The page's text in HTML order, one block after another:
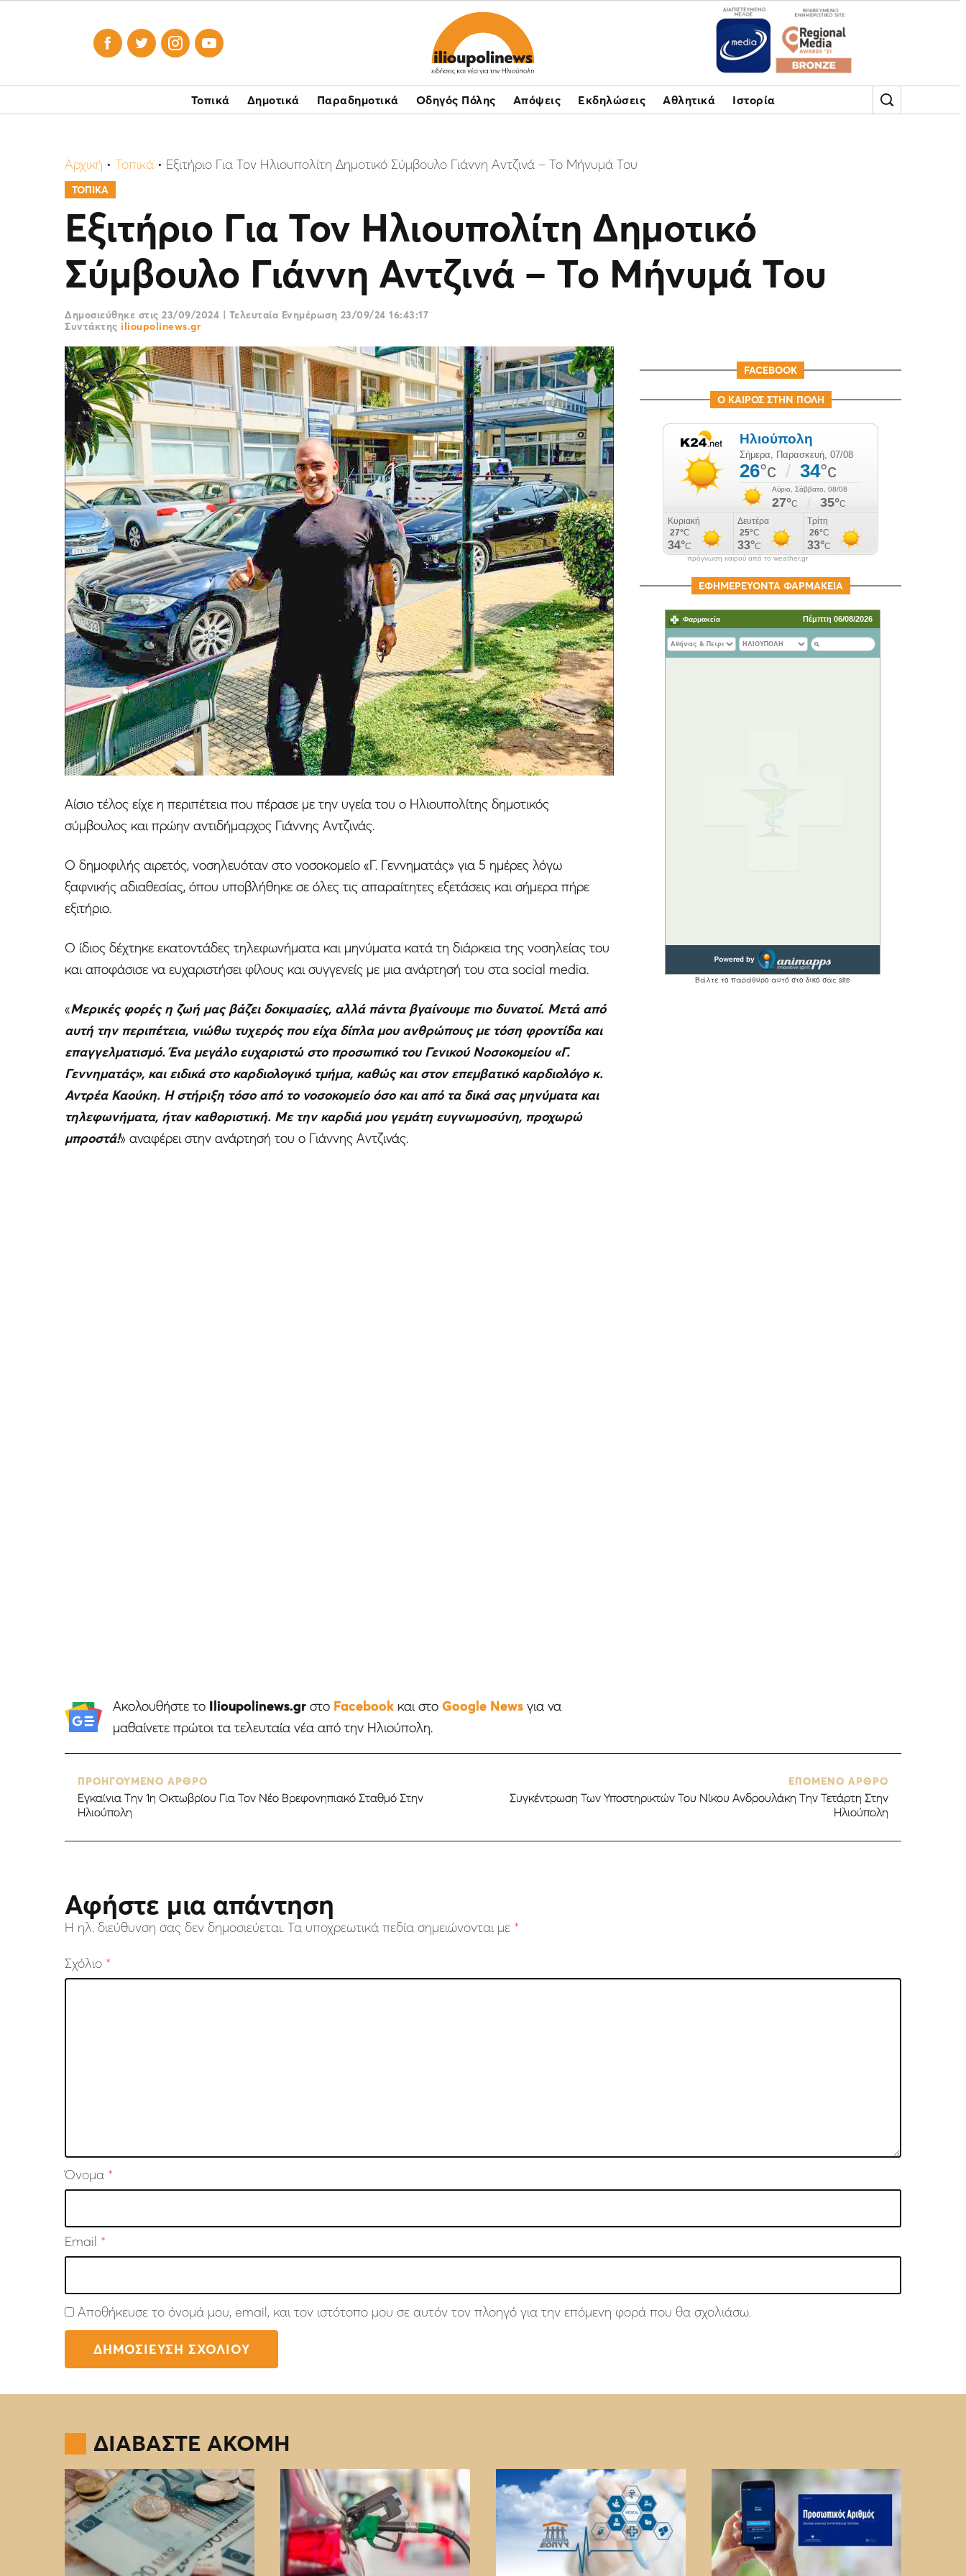
   
Τοπικά Δημοτικά Παραδημοτικά Οδηγός Πόλης Απόψεις Εκδηλώσεις Αθλητικά Ιστορία
Αρχική • Τοπικά • Εξιτήριο Για Τον Ηλιουπολίτη Δημοτικό Σύμβουλο Γιάννη Αντζινά – Το Μήνυμά Του
ΤΟΠΙΚΑ
Εξιτήριο Για Τον Ηλιουπολίτη Δημοτικό
Σύμβουλο Γιάννη Αντζινά – Το Μήνυμά Του
Δημοσιεύθηκε στις 23/09/2024 | Τελευταία Ενημέρωση 23/09/24 16:43:17
Συντάκτης ilioupolinews.gr
Αίσιο τέλος είχε η περιπέτεια που πέρασε με την υγεία του ο Ηλιουπολίτης δημοτικός
σύμβουλος και πρώην αντιδήμαρχος Γιάννης Αντζινάς.
Ο δημοφιλής αιρετός, νοσηλευόταν στο νοσοκομείο «Γ. Γεννηματάς» για 5 ημέρες λόγω
ξαφνικής αδιαθεσίας, όπου υποβλήθηκε σε όλες τις απαραίτητες εξετάσεις και σήμερα πήρε
εξιτήριο.
Ο ίδιος δέχτηκε εκατοντάδες τηλεφωνήματα και μηνύματα κατά τη διάρκεια της νοσηλείας του
και αποφάσισε να ευχαριστήσει φίλους και συγγενείς με μια ανάρτησή του στα social media.
«Μερικές φορές η ζωή μας βάζει δοκιμασίες, αλλά πάντα βγαίνουμε πιο δυνατοί. Μετά από
αυτή την περιπέτεια, νιώθω τυχερός που είχα δίπλα μου ανθρώπους με τόση φροντίδα και
επαγγελματισμό. Ένα μεγάλο ευχαριστώ στο προσωπικό του Γενικού Νοσοκομείου «Γ.
Γεννηματάς», και ειδικά στο καρδιολογικό τμήμα, καθώς και στον επεμβατικό καρδιολόγο κ.
Αντρέα Καούκη. Η στήριξη τόσο από το νοσοκομείο όσο και από τα δικά σας μηνύματα και
τηλεφωνήματα, ήταν καθοριστική. Με την καρδιά μου γεμάτη ευγνωμοσύνη, προχωρώ
μπροστά!» αναφέρει στην ανάρτησή του ο Γιάννης Αντζινάς.
Ακολουθήστε το Ilioupolinews.grστο Facebookκαι στο Google Newsγια να
μαθαίνετε πρώτοι τα τελευταία νέα από την Ηλιούπολη.
FACEBOOK
Ο ΚΑΙΡΟΣ ΣΤΗΝ ΠΟΛΗ
πρόγνωση καιρού από το weather.gr
ΕΦΗΜΕΡΕΥΟΝΤΑ ΦΑΡΜΑΚΕΙΑ
ΠΡΟΗΓΟΥΜΕΝΟ ΑΡΘΡΟ
Eγκαίνια Την 1η Οκτωβρίου Για Τον Νέο Βρεφονηπιακό Σταθμό Στην
Ηλιούπολη
ΕΠΟΜΕΝΟ ΑΡΘΡΟ
Συγκέντρωση Των Υποστηρικτών Του Νίκου Ανδρουλάκη Την Τετάρτη Στην
Ηλιούπολη
Αφήστε μια απάντηση
Η ηλ. διεύθυνση σας δεν δημοσιεύεται. Τα υποχρεωτικά πεδία σημειώνονται με *
Σχόλιο *
Όνομα *
Email *
Αποθήκευσε το όνομά μου, email, και τον ιστότοπο μου σε αυτόν τον πλοηγό για την επόμενη φορά που θα σχολιάσω.
ΔΙΑΒΑΣΤΕ ΑΚΟΜΗ